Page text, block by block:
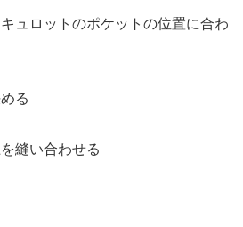
ュロットのポケットの位置に合わ
る
縫い合わせる